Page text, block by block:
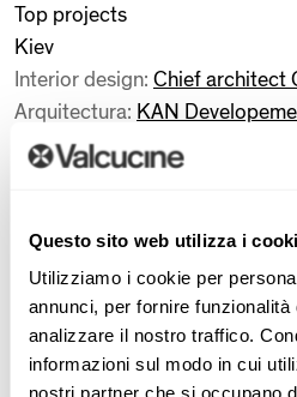
Questo sito web utilizza i
Utilizziamo i cookie per
annunci, per fornire
analizzare il nostro traffico.
informazioni sul modo in cui
nostri partner che si occupano
Top projects
Kiev
Interior design: Chief architect
Arquitectura: KAN
EXPLORA EL PROYECTO
El apartamento, ubicado en los
Hall en Kiev, un edificio
Development, combina un
con confort exclusivo. El
Bogdanova Bureau, refleja los